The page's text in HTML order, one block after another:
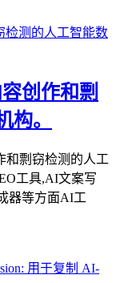
创作和剽
构。
和剽窃检测的人工
工具,AI文案写
器等方面AI工